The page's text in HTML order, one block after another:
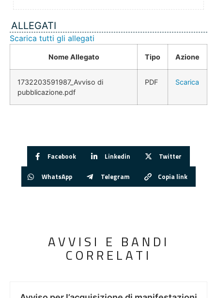
ALLEGATI
Scarica tutti gli allegati
Nome Allegato Tipo Azione
1732203591987_Avviso di
pubblicazione.pdf
PDF Scarica
Facebook Linkedin Twitter
WhatsApp Telegram Copia link
AVVISI E BANDI
CORRELATI